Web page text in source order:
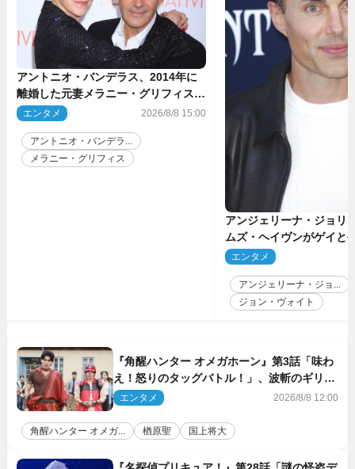
アントニオ・バンデラス、2014年に
離婚した元妻メラニー・グリフィスは
今も「親友の一人」
エンタメ 2026/8/8 15:00
アントニオ・バンデラ...
メラニー・グリフィス
アンジェリーナ・ジョリ
ムズ・ヘイヴンがゲイ
生配信で明らかに
エンタメ
アンジェリーナ・ジョ...
ジョン・ヴォイト
『角醒ハンター オメガホーン』第3話「味わ
え！怒りのタッグバトル！」、波斬のギリコ
がハンターバトルを挑んできた！
エンタメ 2026/8/8 12:00
角醒ハンター オメガ... 楢原聖 国上将大